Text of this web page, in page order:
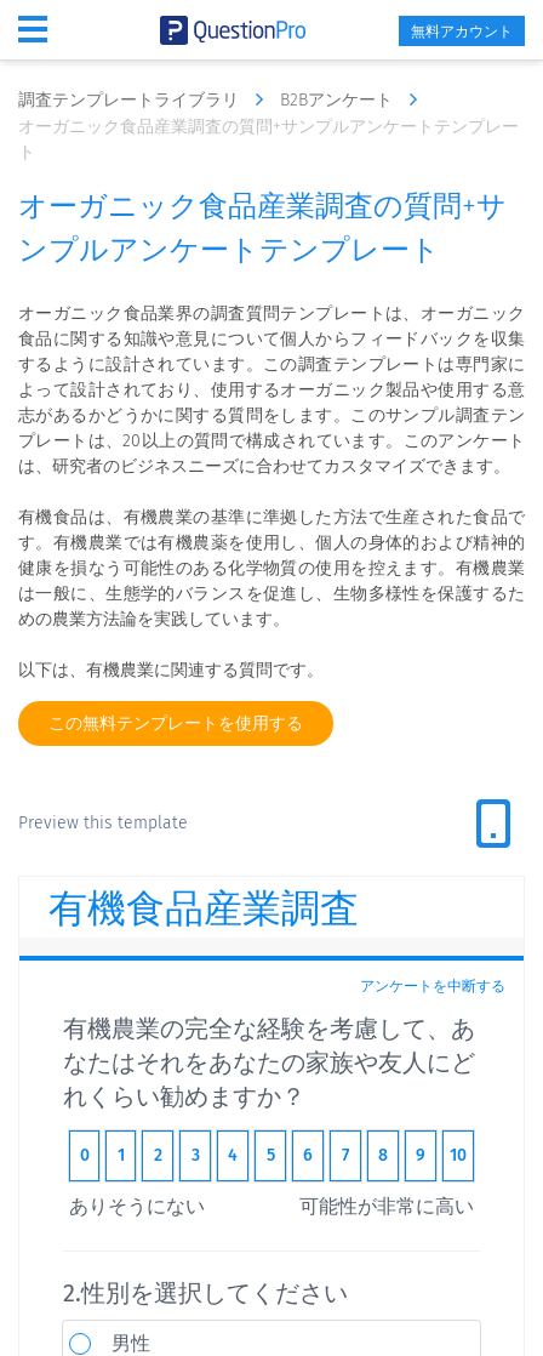
無料アカウント
調査テンプレートライブラリ
B2Bアンケート
オーガニック食品産業調査の質問+サンプルアンケートテンプレー
ト
オーガニック食品産業調査の質問+サ
ンプルアンケートテンプレート
オーガニック食品業界の調査質問テンプレートは、オーガニック
食品に関する知識や意見について個人からフィードバックを収集
するように設計されています。この調査テンプレートは専門家に
よって設計されており、使用するオーガニック製品や使用する意
志があるかどうかに関する質問をします。このサンプル調査テン
プレートは、20以上の質問で構成されています。このアンケート
は、研究者のビジネスニーズに合わせてカスタマイズできます。
有機食品は、有機農業の基準に準拠した方法で生産された食品で
す。有機農業では有機農薬を使用し、個人の身体的および精神的
健康を損なう可能性のある化学物質の使用を控えます。有機農業
は一般に、生態学的バランスを促進し、生物多様性を保護するた
めの農業方法論を実践しています。
以下は、有機農業に関連する質問です。
この無料テンプレートを使用する
Preview this template